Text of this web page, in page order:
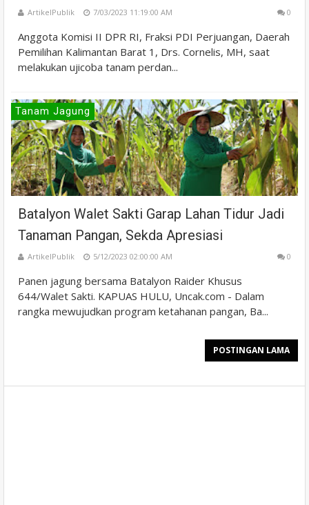
ArtikelPublik 7/03/2023 11:19:00 AM 0
Anggota Komisi II DPR RI, Fraksi PDI Perjuangan, Daerah
Pemilihan Kalimantan Barat 1, Drs. Cornelis, MH, saat
melakukan ujicoba tanam perdan...
Tanam Jagung
Batalyon Walet Sakti Garap Lahan Tidur Jadi
Tanaman Pangan, Sekda Apresiasi
ArtikelPublik 5/12/2023 02:00:00 AM 0
Panen jagung bersama Batalyon Raider Khusus
644/Walet Sakti. KAPUAS HULU, Uncak.com - Dalam
rangka mewujudkan program ketahanan pangan, Ba...
POSTINGAN LAMA